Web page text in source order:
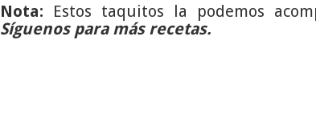
Nota: Estos taquitos la podemos
Síguenos para más recetas.